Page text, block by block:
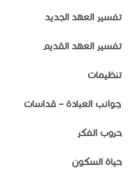
تفسير العهد الجديد
تفسير العهد القديم
تنظيمات
جوانب العبادة – قداسات
حروب الفكر
حياة السكون